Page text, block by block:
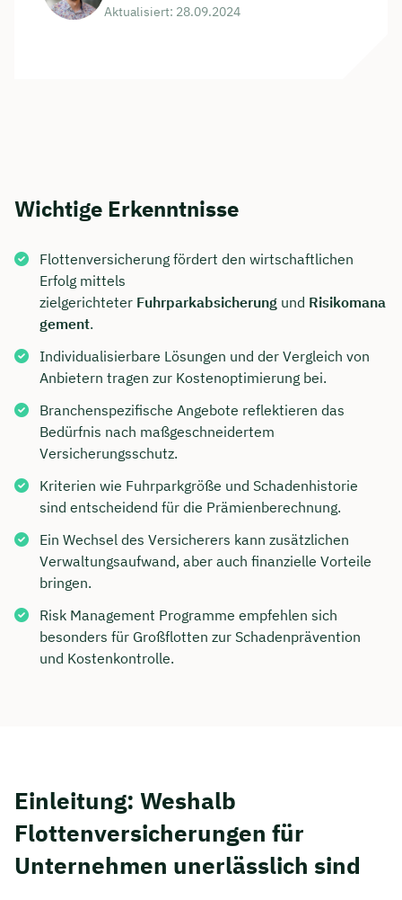
Aktualisiert: 28.09.2024
Wichtige Erkenntnisse
Flottenversicherung fördert den wirtschaftlichen
Erfolg mittels
zielgerichteter Fuhrparkabsicherung und Risikomana
gement.
Individualisierbare Lösungen und der Vergleich von
Anbietern tragen zur Kostenoptimierung bei.
Branchenspezifische Angebote reflektieren das
Bedürfnis nach maßgeschneidertem
Versicherungsschutz.
Kriterien wie Fuhrparkgröße und Schadenhistorie
sind entscheidend für die Prämienberechnung.
Ein Wechsel des Versicherers kann zusätzlichen
Verwaltungsaufwand, aber auch finanzielle Vorteile
bringen.
Risk Management Programme empfehlen sich
besonders für Großflotten zur Schadenprävention
und Kostenkontrolle.
Einleitung: Weshalb
Flottenversicherungen für
Unternehmen unerlässlich sind